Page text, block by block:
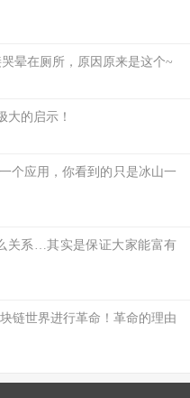
晕在厕所，原因原来是这个~
大的启示！
个应用，你看到的只是冰山一
关系…其实是保证大家能富有
链世界进行革命！革命的理由